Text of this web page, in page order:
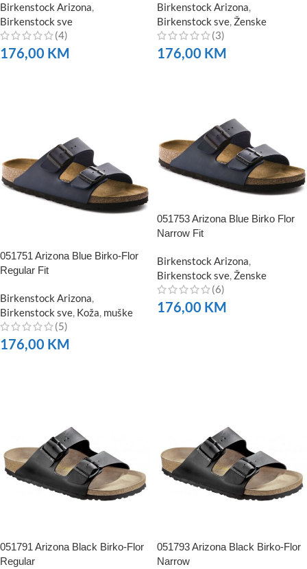
Birkenstock Arizona,
Birkenstock sve
(4)
176,00 KM
Birkenstock Arizona,
Birkenstock sve, Ženske
(3)
176,00 KM
051751 Arizona Blue Birko-Flor
Regular Fit
Birkenstock Arizona,
Birkenstock sve, Koža, muške
(5)
176,00 KM
051753 Arizona Blue Birko Flor
Narrow Fit
Birkenstock Arizona
Birkenstock sve Ženske
(6)
176,00 KM
051791 Arizona Black Birko-Flor
Regular
051793 Arizona Black Birko-Flor
Narrow